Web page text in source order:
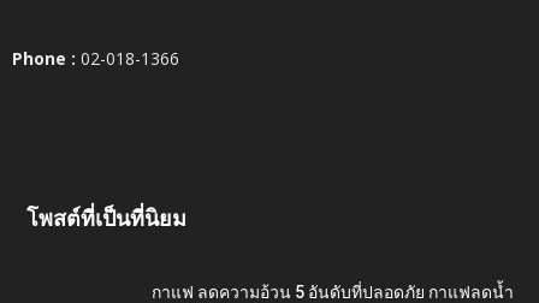
Phone : 02-018-1366
โพสต์ที่เป็นที่นิยม
กาแฟ ลดความอ้วน 5 อันดับที่ปลอดภัย กาแฟลดน้ำ